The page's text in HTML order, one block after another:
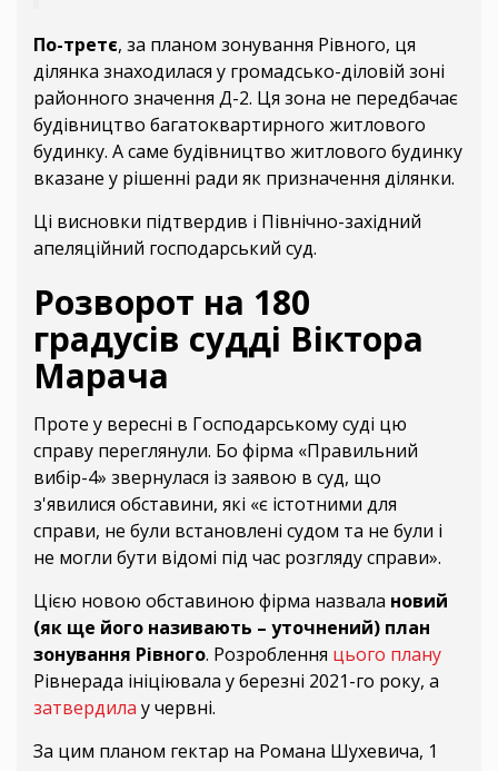
По-третє, за планом зонування Рівного, ця
ділянка знаходилася у громадсько-діловій зоні
районного значення Д-2. Ця зона не передбачає
будівництво багатоквартирного житлового
будинку. А саме будівництво житлового будинку
вказане у рішенні ради як призначення ділянки.
Ці висновки підтвердив і Північно-західний
апеляційний господарський суд.
Розворот на 180
градусів судді Віктора
Марача
Проте у вересні в Господарському суді цю
справу переглянули. Бо фірма «Правильний
вибір-4» звернулася із заявою в суд, що
з'явилися обставини, які «є істотними для
справи, не були встановлені судом та не були і
не могли бути відомі під час розгляду справи».
Цією новою обставиною фірма назвала новий
(як ще його називають – уточнений) план
зонування Рівного. Розроблення цього плану
Рівнерада ініціювала у березні 2021-го року, а
затвердила у червні.
За цим планом гектар на Романа Шухевича, 1